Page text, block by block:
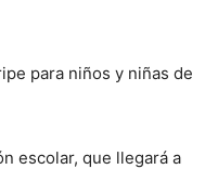
para niños y niñas de
escolar, que llegará a